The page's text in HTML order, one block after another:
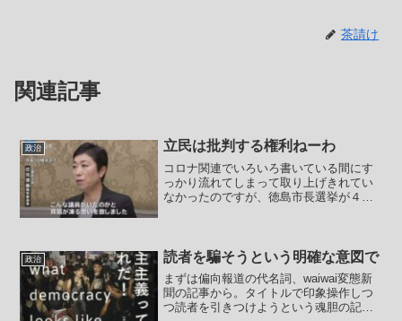
茶請け
関連記事
政治 立民は批判する権利ねーわ
コロナ関連でいろいろ書いている間にす
っかり流れてしまって取り上げきれてい
なかったのですが、徳島市長選挙が４月
この選挙はマスコミがほと...
政治 読者を騙そうという明確な意図で
まずは偏向報道の代名詞、waiwai変態新
聞の記事から。タイトルで印象操作しつ
つ読者を引きつけようという魂胆の記事